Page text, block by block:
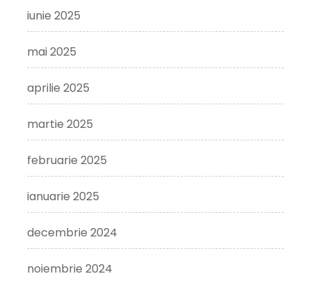
iunie 2025
mai 2025
aprilie 2025
martie 2025
februarie 2025
ianuarie 2025
decembrie 2024
noiembrie 2024